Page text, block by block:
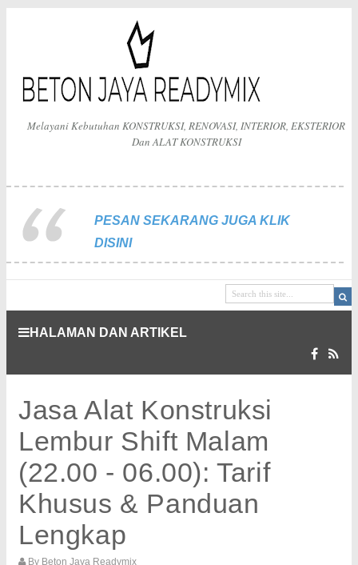
Melayani Kebutuhan KONSTRUKSI, RENOVASI, INTERIOR, EKSTERIOR
Dan ALAT KONSTRUKSI
PESAN SEKARANG JUGA KLIK
DISINI
HALAMAN DAN ARTIKEL
Jasa Alat Konstruksi
Lembur Shift Malam
(22.00 - 06.00): Tarif
Khusus & Panduan
Lengkap
By Beton Jaya Readymix